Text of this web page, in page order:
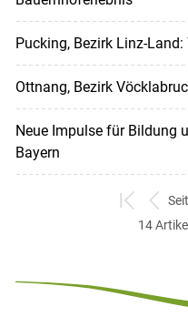
Pucking, Bezirk Linz-
Ottnang, Bezirk
Neue Impulse für Bildung
Bayern
zum
ersten
zurück
zum
14